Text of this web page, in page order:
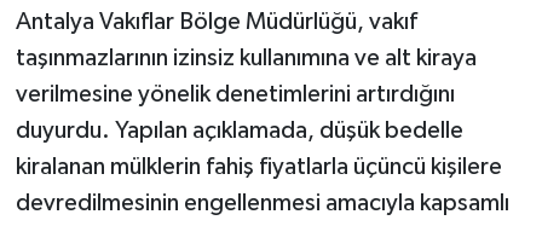
Antalya Vakıflar Bölge Müdürlüğü, vakıf
taşınmazlarının izinsiz kullanımına ve alt kiraya
verilmesine yönelik denetimlerini artırdığını
duyurdu. Yapılan açıklamada, düşük bedelle
kiralanan mülklerin fahiş fiyatlarla üçüncü kişilere
devredilmesinin engellenmesi amacıyla kapsamlı